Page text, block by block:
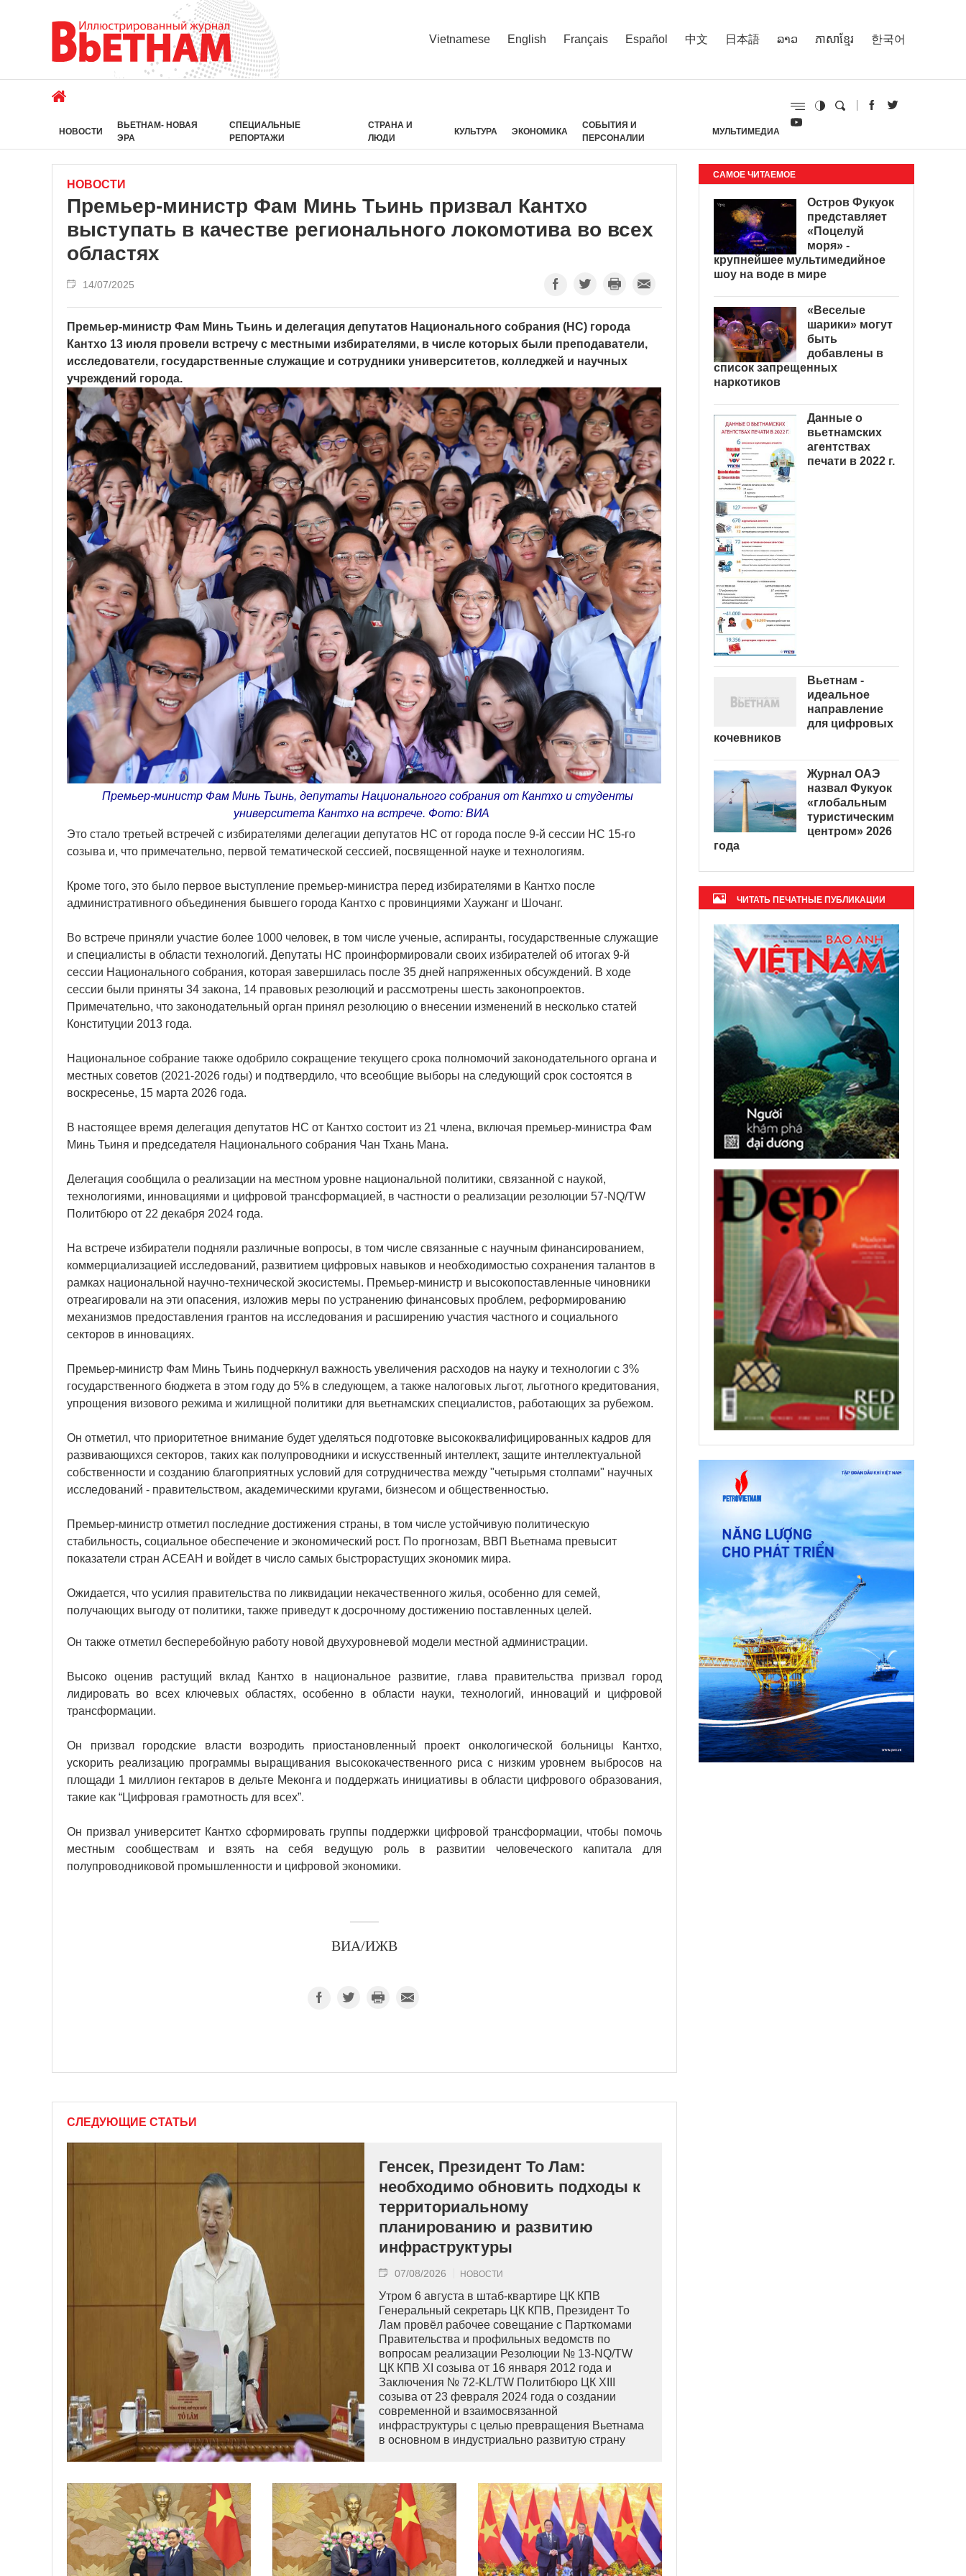
Vietnamese English Français Español 中文 日本語 ລາວ ភាសាខ្មែរ 한국어
НОВОСТИ
ВЬЕТНАМ- НОВАЯ
ЭРА
СПЕЦИАЛЬНЫЕ
РЕПОРТАЖИ
СТРАНА И
ЛЮДИ
КУЛЬТУРА ЭКОНОМИКА
СОБЫТИЯ И
ПЕРСОНАЛИИ
МУЛЬТИМЕДИА
НОВОСТИ
Премьер-министр Фам Минь Тьинь призвал Кантхо
выступать в качестве регионального локомотива во всех
областях
14/07/2025
Премьер-министр Фам Минь Тьинь и делегация депутатов Национального собрания (НС) города
Кантхо 13 июля провели встречу с местными избирателями, в числе которых были преподаватели,
исследователи, государственные служащие и сотрудники университетов, колледжей и научных
учреждений города.
Премьер-министр Фам Минь Тьинь, депутаты Национального собрания от Кантхо и студенты
университета Кантхо на встрече. Фото: ВИA
Это стало третьей встречей с избирателями делегации депутатов НС от города после 9-й сессии НС 15-го
созыва и, что примечательно, первой тематической сессией, посвященной науке и технологиям.
Кроме того, это было первое выступление премьер-министра перед избирателями в Кантхо после
административного объединения бывшего города Кантхо с провинциями Хаужанг и Шочанг.
Во встрече приняли участие более 1000 человек, в том числе ученые, аспиранты, государственные служащие
и специалисты в области технологий. Депутаты НС проинформировали своих избирателей об итогах 9-й
сессии Национального собрания, которая завершилась после 35 дней напряженных обсуждений. В ходе
сессии были приняты 34 закона, 14 правовых резолюций и рассмотрены шесть законопроектов.
Примечательно, что законодательный орган принял резолюцию о внесении изменений в несколько статей
Конституции 2013 года.
Национальное собрание также одобрило сокращение текущего срока полномочий законодательного органа и
местных советов (2021-2026 годы) и подтвердило, что всеобщие выборы на следующий срок состоятся в
воскресенье, 15 марта 2026 года.
В настоящее время делегация депутатов НС от Кантхо состоит из 21 члена, включая премьер-министра Фам
Минь Тьиня и председателя Национального собрания Чан Тхань Мана.
Делегация сообщила о реализации на местном уровне национальной политики, связанной с наукой,
технологиями, инновациями и цифровой трансформацией, в частности о реализации резолюции 57-NQ/TW
Политбюро от 22 декабря 2024 года.
На встрече избиратели подняли различные вопросы, в том числе связанные с научным финансированием,
коммерциализацией исследований, развитием цифровых навыков и необходимостью сохранения талантов в
рамках национальной научно-технической экосистемы. Премьер-министр и высокопоставленные чиновники
отреагировали на эти опасения, изложив меры по устранению финансовых проблем, реформированию
механизмов предоставления грантов на исследования и расширению участия частного и социального
секторов в инновациях.
Премьер-министр Фам Минь Тьинь подчеркнул важность увеличения расходов на науку и технологии с 3%
государственного бюджета в этом году до 5% в следующем, а также налоговых льгот, льготного кредитования,
упрощения визового режима и жилищной политики для вьетнамских специалистов, работающих за рубежом.
Он отметил, что приоритетное внимание будет уделяться подготовке высококвалифицированных кадров для
развивающихся секторов, таких как полупроводники и искусственный интеллект, защите интеллектуальной
собственности и созданию благоприятных условий для сотрудничества между "четырьмя столпами" научных
исследований - правительством, академическими кругами, бизнесом и общественностью.
Премьер-министр отметил последние достижения страны, в том числе устойчивую политическую
стабильность, социальное обеспечение и экономический рост. По прогнозам, ВВП Вьетнама превысит
показатели стран АСЕАН и войдет в число самых быстрорастущих экономик мира.
Ожидается, что усилия правительства по ликвидации некачественного жилья, особенно для семей,
получающих выгоду от политики, также приведут к досрочному достижению поставленных целей.
Он также отметил бесперебойную работу новой двухуровневой модели местной администрации.
Высоко оценив растущий вклад Кантхо в национальное развитие, глава правительства призвал город
лидировать во всех ключевых областях, особенно в области науки, технологий, инноваций и цифровой
трансформации.
Он призвал городские власти возродить приостановленный проект онкологической больницы Кантхо,
ускорить реализацию программы выращивания высококачественного риса с низким уровнем выбросов на
площади 1 миллион гектаров в дельте Меконга и поддержать инициативы в области цифрового образования,
такие как “Цифровая грамотность для всех”.
Он призвал университет Кантхо сформировать группы поддержки цифровой трансформации, чтобы помочь
местным сообществам и взять на себя ведущую роль в развитии человеческого капитала для
полупроводниковой промышленности и цифровой экономики.
ВИА/ИЖВ
СЛЕДУЮЩИЕ СТАТЬИ
Генсек, Президент То Лам:
необходимо обновить подходы к
территориальному
планированию и развитию
инфраструктуры
07/08/2026 НОВОСТИ
Утром 6 августа в штаб-квартире ЦК КПВ
Генеральный секретарь ЦК КПВ, Президент То
Лам провёл рабочее совещание с Парткомами
Правительства и профильных ведомств по
вопросам реализации Резолюции № 13-NQ/TW
ЦК КПВ XI созыва от 16 января 2012 года и
Заключения № 72-KL/TW Политбюро ЦК XIII
созыва от 23 февраля 2024 года о создании
современной и взаимосвязанной
инфраструктуры с целью превращения Вьетнама
в основном в индустриально развитую страну
САМОЕ ЧИТАЕМОЕ
Остров Фукуок
представляет
«Поцелуй
моря» -
крупнейшее мультимедийное
шоу на воде в мире
«Веселые
шарики» могут
быть
добавлены в
список запрещенных
наркотиков
Данные о
вьетнамских
агентствах
печати в 2022 г.
Вьетнам -
идеальное
направление
для цифровых
кочевников
Журнал ОАЭ
назвал Фукуок
«глобальным
туристическим
центром» 2026
года
ЧИТАТЬ ПЕЧАТНЫЕ ПУБЛИКАЦИИ